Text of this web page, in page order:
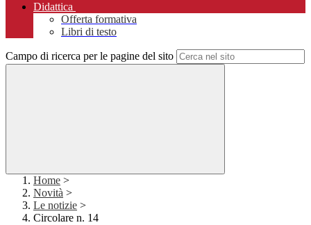
Didattica
Offerta formativa
Libri di testo
Campo di ricerca per le pagine del sito
Home >
Novità >
Le notizie >
Circolare n. 14